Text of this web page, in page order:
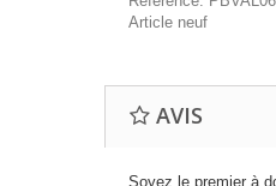
Article neuf
AVIS
Soyez le premier à